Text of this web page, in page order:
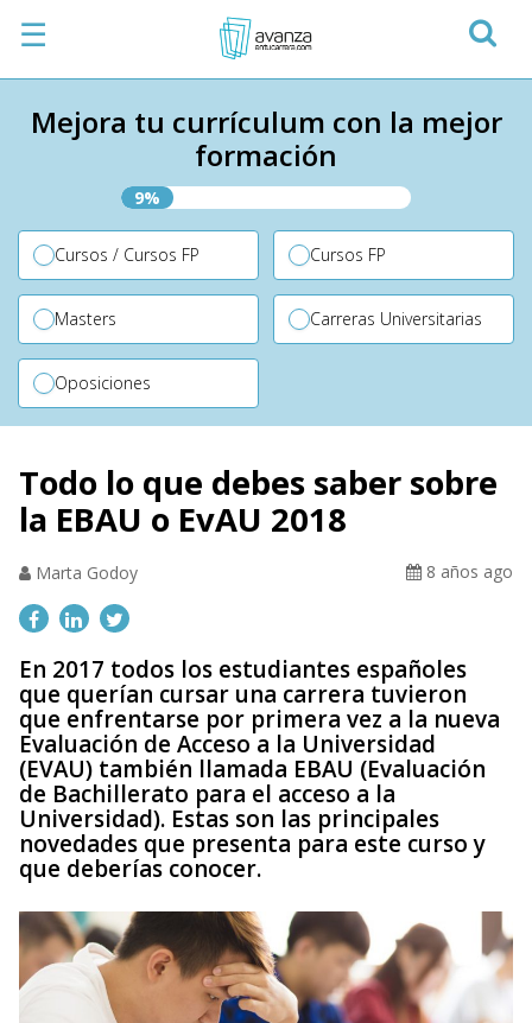
☰
Mejora tu currículum con la mejor
formación
9%
Cursos / Cursos FP Cursos FP
Masters Carreras Universitarias
Oposiciones
Todo lo que debes saber sobre
la EBAU o EvAU 2018
Marta Godoy 8 años ago
En 2017 todos los estudiantes españoles
que querían cursar una carrera tuvieron
que enfrentarse por primera vez a la nueva
Evaluación de Acceso a la Universidad
(EVAU) también llamada EBAU (Evaluación
de Bachillerato para el acceso a la
Universidad). Estas son las principales
novedades que presenta para este curso y
que deberías conocer.